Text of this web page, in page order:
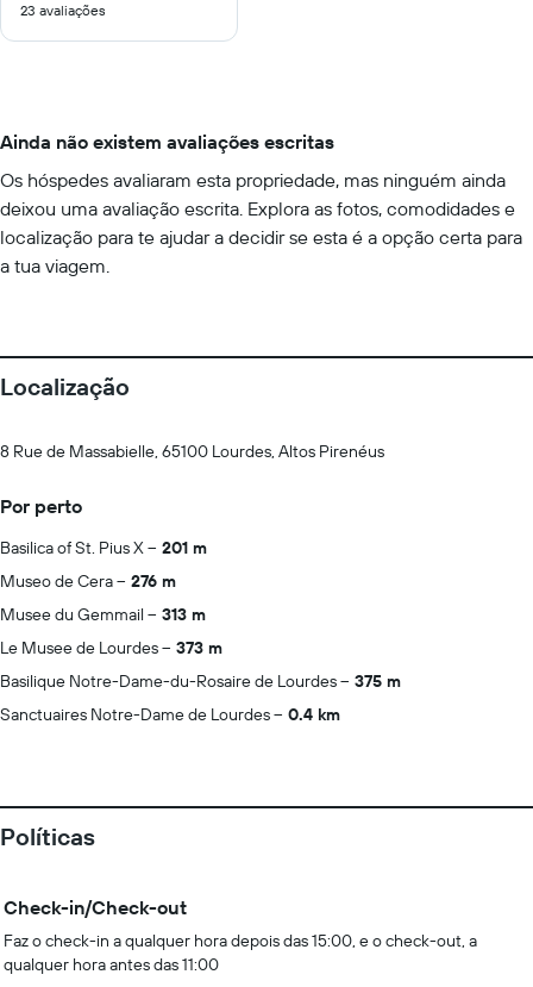
10
23 avaliações
Ainda não existem avaliações escritas
Os hóspedes avaliaram esta propriedade, mas ninguém ainda
deixou uma avaliação escrita. Explora as fotos, comodidades e
localização para te ajudar a decidir se esta é a opção certa para
a tua viagem.
Localização
8 Rue de Massabielle, 65100 Lourdes, Altos Pirenéus
Por perto
Basilica of St. Pius X
201 m
Museo de Cera
276 m
Musee du Gemmail
313 m
Le Musee de Lourdes
373 m
Basilique Notre-Dame-du-Rosaire de Lourdes
375 m
Sanctuaires Notre-Dame de Lourdes
0.4 km
Políticas
Check-in/Check-out
Faz o check-in a qualquer hora depois das 15:00, e o check-out, a
qualquer hora antes das 11:00